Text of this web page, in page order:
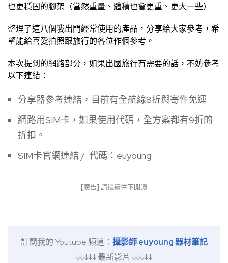
也更穩固的腳架（當然重量、體積也會更重、更大一些）
整理了這八個我出門經常使用的產品，分享給大家參考，希
望能給喜愛拍照跟旅行的各位作個參考。
本次提到的網路部分，如果出國旅行有需要的話，不妨參考
以下連結：
分享器參考連結 ，目前有全航線8折與寄件免運
網路用SIM卡，如果使用代碼，全方案都有9折的
折扣。
SIM卡官網連結 / 代碼：euyoung
[廣告] 請繼續往下閱讀
訂閱我的 Youtube 頻道： 攝影師 euyoung 器材筆記
↓↓↓↓↓ 最新影片 ↓↓↓↓↓